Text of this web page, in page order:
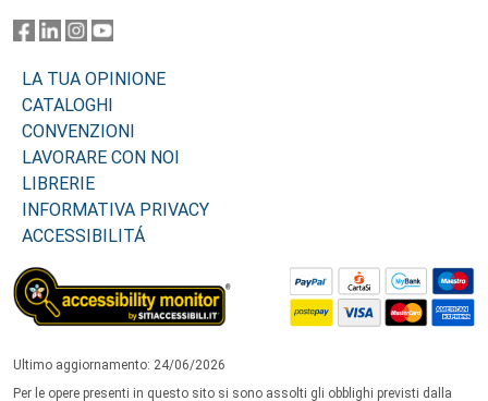
LA TUA OPINIONE
CATALOGHI
CONVENZIONI
LAVORARE CON NOI
LIBRERIE
INFORMATIVA PRIVACY
ACCESSIBILITÁ
Ultimo aggiornamento: 24/06/2026
Per le opere presenti in questo sito si sono assolti gli obblighi previsti dalla